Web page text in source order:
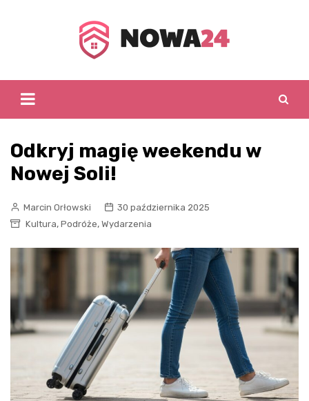
Odkryj magię weekendu w
Nowej Soli!
Marcin Orłowski
30 października 2025
Kultura, Podróże, Wydarzenia